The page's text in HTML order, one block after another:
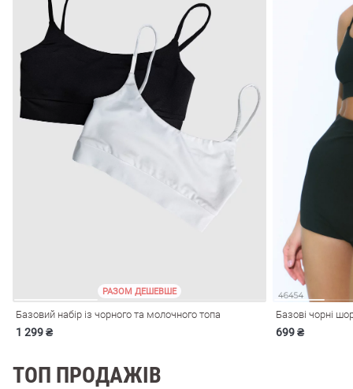
РАЗОМ ДЕШЕВШЕ
Базовий набір із чорного та молочного топа
1 299 ₴
Базові чорні
699 ₴
ТОП ПРОДАЖІВ